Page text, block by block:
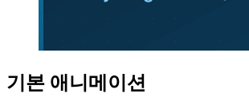
기본 애니메이션